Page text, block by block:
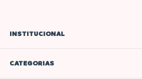
INSTITUCIONAL
CATEGORIAS